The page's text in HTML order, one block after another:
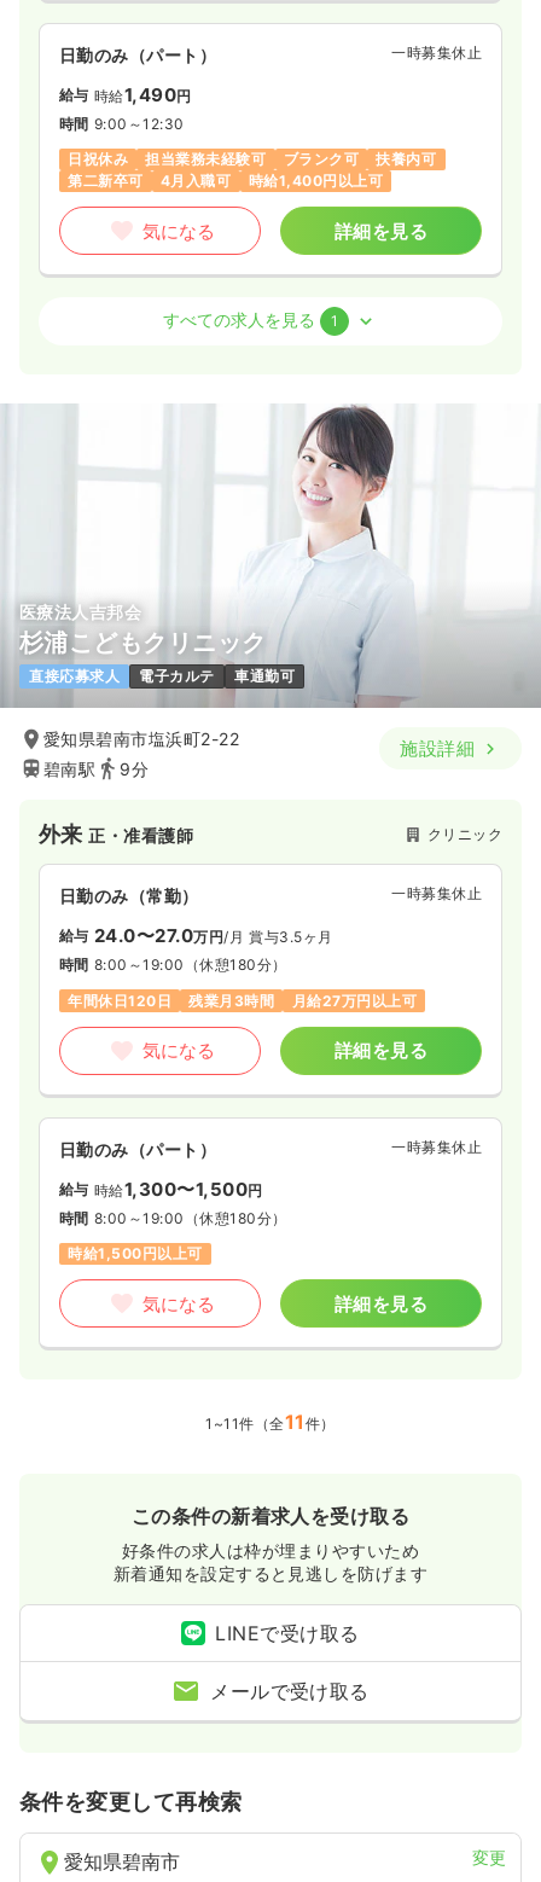
日勤のみ（パート） 一時募集休止
給与 時給1,490円
時間 9:00～12:30
日祝休み
担当業務未経験可 ブランク可
扶養内可
第二新卒可
4月入職可 時給1,400円以上可
気になる 詳細を見る
正・准看護師
日祝休み
オンコールあり
詳細を見る
すべての求人を見る 1
医療法人吉邦会
杉浦こどもクリニック
直接応募求人 電子カルテ 車通勤可
愛知県碧南市塩浜町2-22
碧南駅
9分
施設詳細
外来正・准看護師 クリニック
日勤のみ（常勤） 一時募集休止
給与 24.0〜27.0万円/月 賞与3.5ヶ月
時間 8:00～19:00 （休憩180分）
年間休日120日
残業月3時間 月給27万円以上可
気になる 詳細を見る
日勤のみ（パート） 一時募集休止
給与 時給1,300〜1,500円
時間 8:00～19:00 （休憩180分）
時給1,500円以上可
気になる 詳細を見る
1~11件（全11 件）
この条件の新着求人を受け取る
好条件の求人は枠が埋まりやすいため
新着通知を設定すると見逃しを防げます
LINEで受け取る
メールで受け取る
条件を変更して再検索
愛知県碧南市 変更